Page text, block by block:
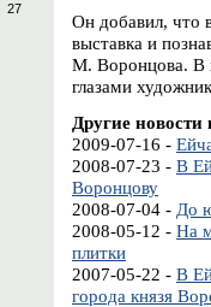
Он добавил, что
выставка и
М. Воронцова. В
глазами
Другие новости
2009-07-16 -
2008-07-23 - В
Воронцову
2008-07-04 - До
2008-05-12 - На
плитки
2007-05-22 - В
города князя
27